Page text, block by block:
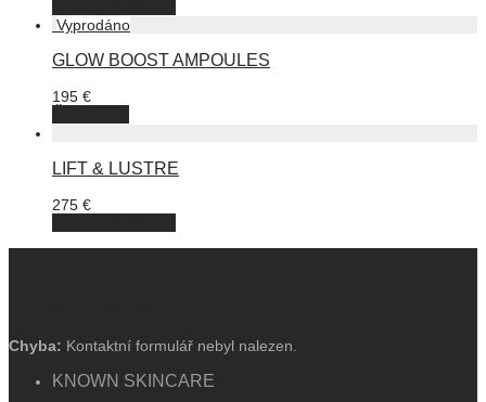
GLOW BOOST AMPOULES
195 €
LIFT & LUSTRE
275 €
Chyba: Kontaktní formulář nebyl nalezen.
KNOWN SKINCARE